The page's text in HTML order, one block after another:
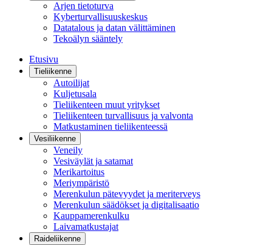
Arjen tietoturva
Kyberturvallisuuskeskus
Datatalous ja datan välittäminen
Tekoälyn sääntely
Etusivu
Tieliikenne
Autoilijat
Kuljetusala
Tieliikenteen muut yritykset
Tieliikenteen turvallisuus ja valvonta
Matkustaminen tieliikenteessä
Vesiliikenne
Veneily
Vesiväylät ja satamat
Merikartoitus
Meriympäristö
Merenkulun pätevyydet ja meriterveys
Merenkulun säädökset ja digitalisaatio
Kauppamerenkulku
Laivamatkustajat
Raideliikenne